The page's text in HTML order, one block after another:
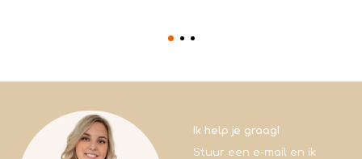
Ik help je graag!
Stuur een e-mail en ik